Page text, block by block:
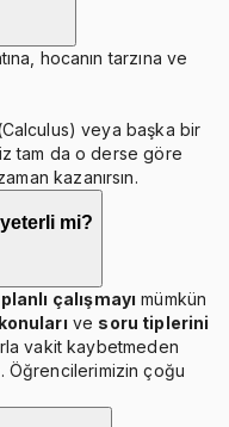
hocanın tarzına ve
veya başka bir
tam da o derse göre
kazanırsın.
mi?
çalışmayı mümkün
ve soru tiplerini
vakit kaybetmeden
Öğrencilerimizin çoğu